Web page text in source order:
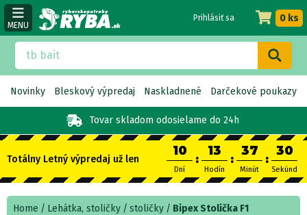
MENU
Tovar skladom odosielame do 24h
Prihlásiť sa 0 ks
Novinky Bleskový výpredaj Naskladnené Darčekové poukazy
Totálny Letný výpredaj už len
10
Dní
:
13
Hodín
:
37
Minút
:
30
Sekúnd
Home Lehátka, stoličky stoličky Bipex Stolička F1